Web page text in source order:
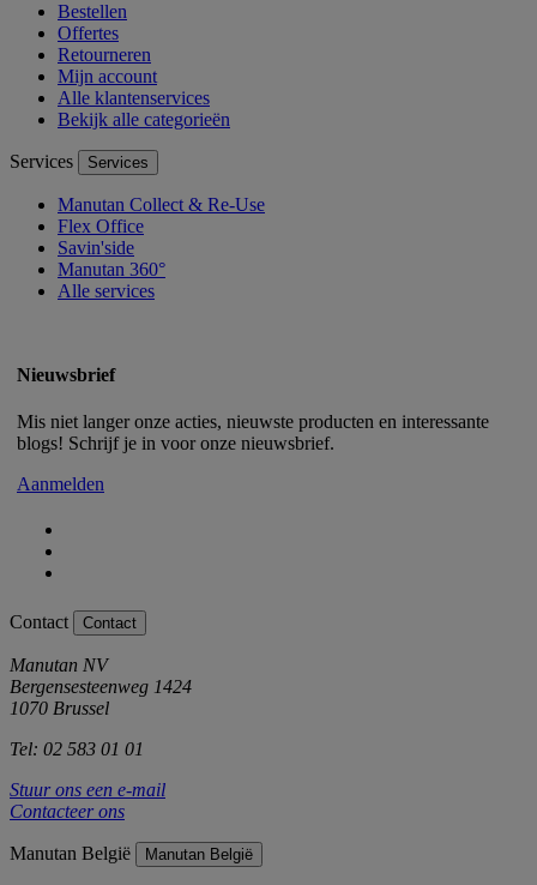
Bestellen
Offertes
Retourneren
Mijn account
Alle klantenservices
Bekijk alle categorieën
Services Services
Manutan Collect & Re-Use
Flex Office
Savin'side
Manutan 360°
Alle services
Nieuwsbrief
Mis niet langer onze acties, nieuwste producten en interessante
blogs! Schrijf je in voor onze nieuwsbrief.
Aanmelden
Contact Contact
Manutan NV
Bergensesteenweg 1424
1070 Brussel
Tel: 02 583 01 01
Stuur ons een e-mail
Contacteer ons
Manutan België Manutan België